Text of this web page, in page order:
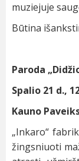
muziejuje
Būtina
Paroda
Spalio 21 d.,
Kauno
„Inkaro“
žingsniuoti